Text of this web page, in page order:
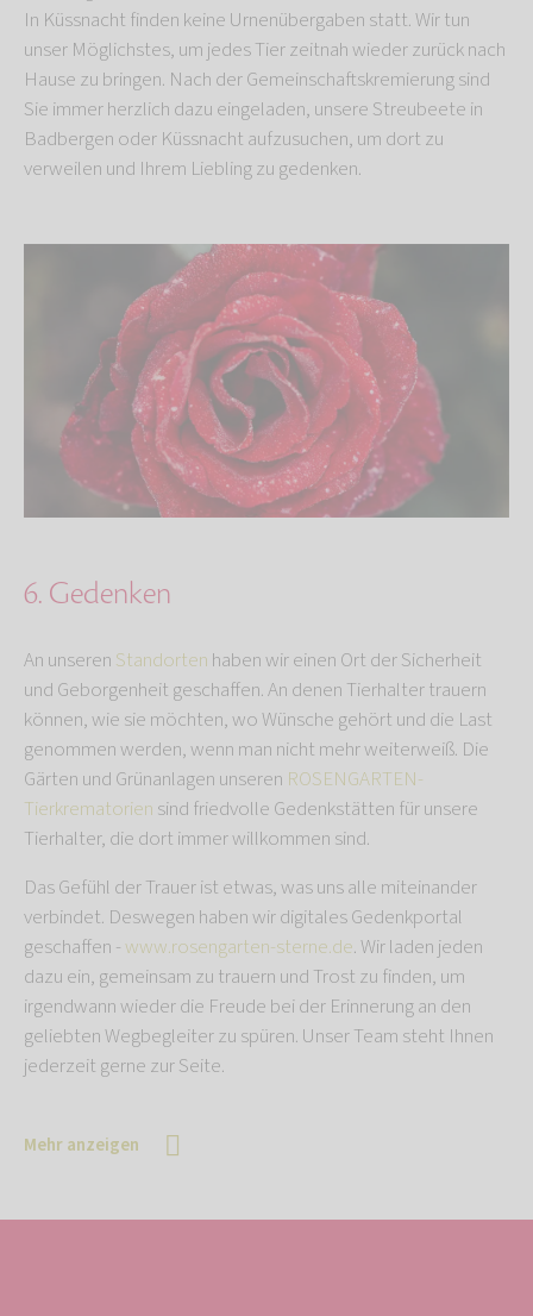
In Küssnacht finden keine Urnenübergaben statt. Wir tun
unser Möglichstes, um jedes Tier zeitnah wieder zurück nach
Hause zu bringen. Nach der Gemeinschaftskremierung sind
Sie immer herzlich dazu eingeladen, unsere Streubeete in
Badbergen oder Küssnacht aufzusuchen, um dort zu
verweilen und Ihrem Liebling zu gedenken.
6. Gedenken
An unseren Standorten haben wir einen Ort der Sicherheit
und Geborgenheit geschaffen. An denen Tierhalter trauern
können, wie sie möchten, wo Wünsche gehört und die Last
genommen werden, wenn man nicht mehr weiterweiß. Die
Gärten und Grünanlagen unseren ROSENGARTEN-
Tierkrematorien sind friedvolle Gedenkstätten für unsere
Tierhalter, die dort immer willkommen sind.
Das Gefühl der Trauer ist etwas, was uns alle miteinander
verbindet. Deswegen haben wir digitales Gedenkportal
geschaffen -www.rosengarten-sterne.de. Wir laden jeden
dazu ein, gemeinsam zu trauern und Trost zu finden, um
irgendwann wieder die Freude bei der Erinnerung an den
geliebten Wegbegleiter zu spüren. Unser Team steht Ihnen
jederzeit gerne zur Seite.
Mehr anzeigen